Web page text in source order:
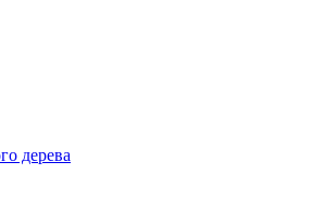
дерева